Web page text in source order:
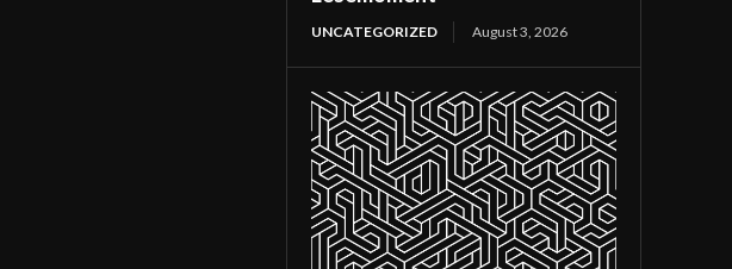
UNCATEGORIZED August 3, 2026